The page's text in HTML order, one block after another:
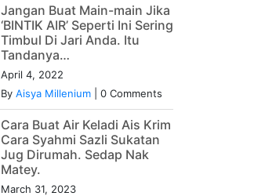
Jangan Buat Main-main Jika
‘BINTIK AIR’ Seperti Ini Sering
Timbul Di Jari Anda. Itu
Tandanya…
April 4, 2022
By Aisya Millenium 0 Comments
Cara Buat Air Keladi Ais Krim
Cara Syahmi Sazli Sukatan
Jug Dirumah. Sedap Nak
Matey.
March 31, 2023